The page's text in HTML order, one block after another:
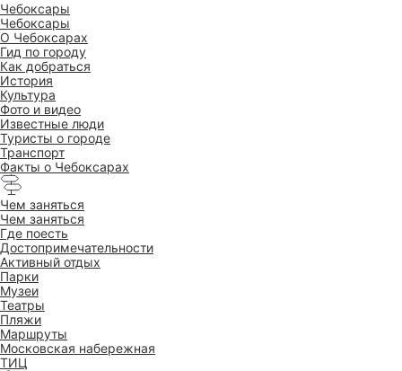
Чебоксары
Чебоксары
O Чебоксарах
Гид по городу
Как добраться
История
Культура
Фото и видео
Известные люди
Туристы о городе
Транспорт
Факты о Чебоксарах
Чем заняться
Чем заняться
Где поесть
Достопримеча­тельности
Активный отдых
Парки
Музеи
Театры
Пляжи
Маршруты
Московская набережная
ТИЦ